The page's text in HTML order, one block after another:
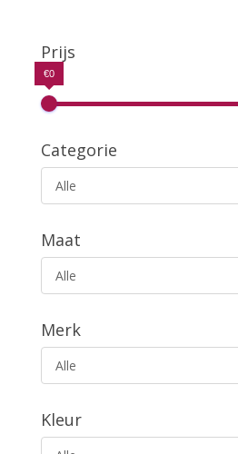
Prijs
€0
Categorie
Alle
Maat
Alle
Merk
Alle
Kleur